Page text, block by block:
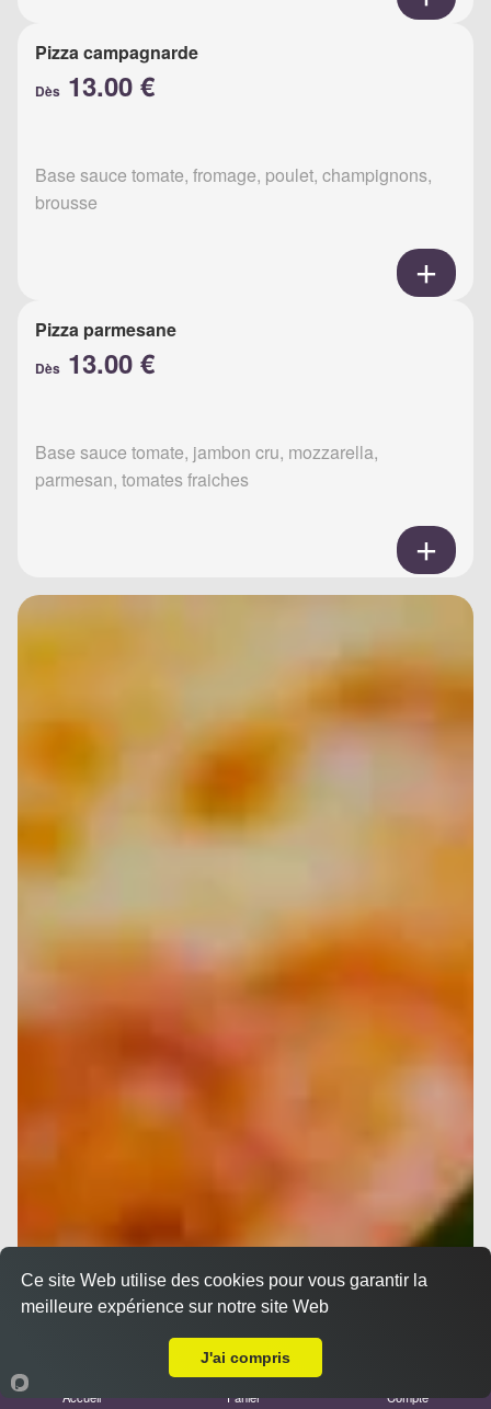
Pizza campagnarde
Dès 13.00 €
Base sauce tomate, fromage, poulet, champignons,
brousse
Pizza parmesane
Dès 13.00 €
Base sauce tomate, jambon cru, mozzarella,
parmesan, tomates fraiches
Accueil Panier Compte
Ce site Web utilise des cookies pour vous garantir la
meilleure expérience sur notre site Web
J'ai compris